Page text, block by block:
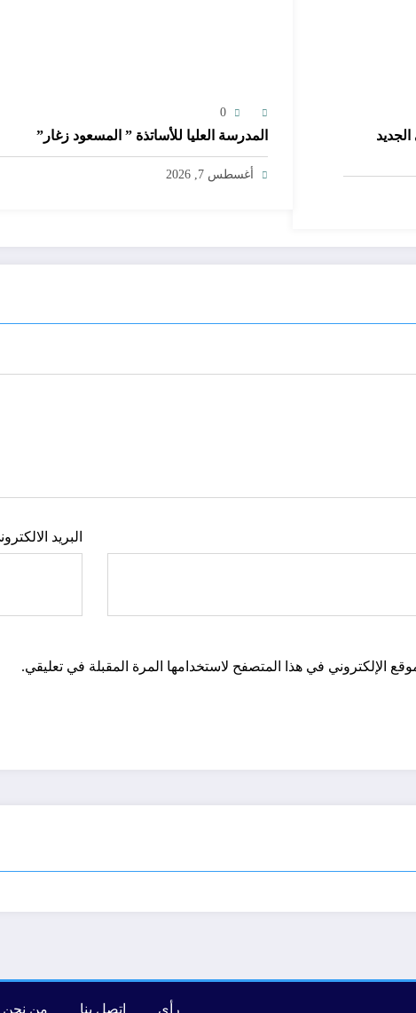
0
المدرسة العليا للأساتذة ” المسعود زغار”
أغسطس 7, 2026
البريد
الإلكتروني في هذا المتصفح لاستخدامها المرة المقبلة في تعليقي.
رأي إتصل بنا من نحن